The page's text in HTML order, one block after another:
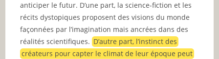
anticiper le futur. D’une part, la science-fiction et les
récits dystopiques proposent des visions du monde
façonnées par l’imagination mais ancrées dans des
réalités scientifiques.D’autre part, l’instinct des
créateurs pour capter le climat de leur époque peut